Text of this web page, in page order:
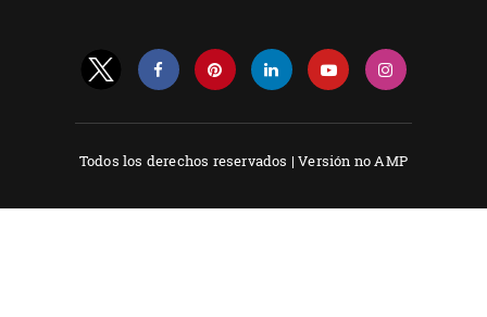
Todos los derechos reservados |Versión no AMP